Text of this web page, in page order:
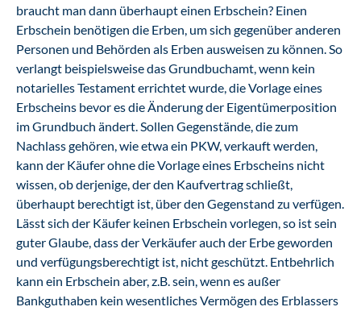
braucht man dann überhaupt einen Erbschein? Einen
Erbschein benötigen die Erben, um sich gegenüber anderen
Personen und Behörden als Erben ausweisen zu können. So
verlangt beispielsweise das Grundbuchamt, wenn kein
notarielles Testament errichtet wurde, die Vorlage eines
Erbscheins bevor es die Änderung der Eigentümerposition
im Grundbuch ändert. Sollen Gegenstände, die zum
Nachlass gehören, wie etwa ein PKW, verkauft werden,
kann der Käufer ohne die Vorlage eines Erbscheins nicht
wissen, ob derjenige, der den Kaufvertrag schließt,
überhaupt berechtigt ist, über den Gegenstand zu verfügen.
Lässt sich der Käufer keinen Erbschein vorlegen, so ist sein
guter Glaube, dass der Verkäufer auch der Erbe geworden
und verfügungsberechtigt ist, nicht geschützt. Entbehrlich
kann ein Erbschein aber, z.B. sein, wenn es außer
Bankguthaben kein wesentliches Vermögen des Erblassers